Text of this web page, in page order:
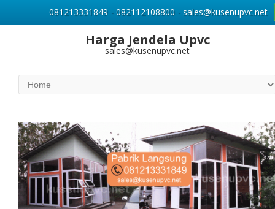
Harga Jendela Upvc
sales@kusenupvc.net
081213331849 - 082112108800 - sales@kusenupvc.net